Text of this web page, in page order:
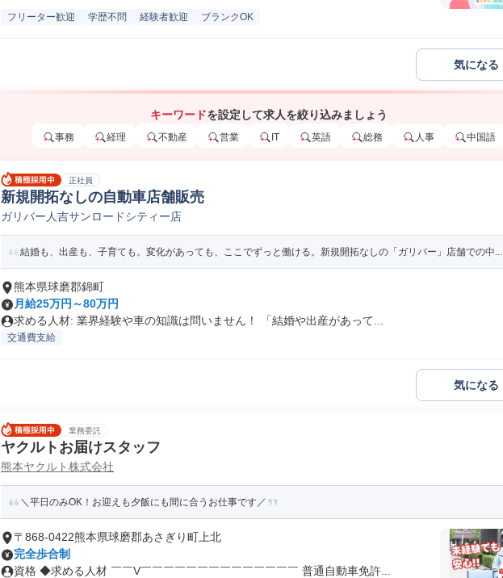
フリーター歓迎 学歴不問 経験者歓迎 ブランクOK
気になる
キーワードを設定して求人を絞り込みましょう
事務 経理 不動産 営業 IT 英語 総務 人事 中国語
正社員
新規開拓なしの自動車店舗販売
ガリバー人吉サンロードシティー店
結婚も、出産も、子育ても。変化があっても、ここでずっと働ける。新規開拓なしの「ガリバー」店舗での中...
熊本県球磨郡錦町
月給25万円～80万円
求める人材: 業界経験や車の知識は問いません！ 「結婚や出産があって...
交通費支給
気になる
業務委託
ヤクルトお届けスタッフ
熊本ヤクルト株式会社
＼平日のみOK！お迎えも夕飯にも間に合うお仕事です／
〒868-0422熊本県球磨郡あさぎり町上北
完全歩合制
資格 ◆求める人材 ￣￣V￣￣￣￣￣￣￣￣￣￣￣￣￣￣ 普通自動車免許...